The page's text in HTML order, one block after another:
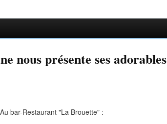
nous présente ses adorables
Au bar-Restaurant "La Brouette" :